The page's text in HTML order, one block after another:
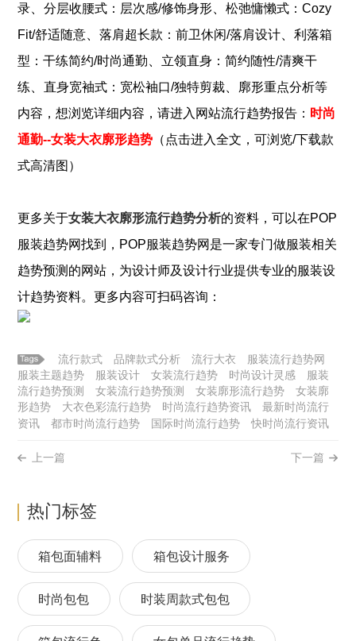
录、分层收腰式：层次感/修饰身形、松弛慵懒式：Cozy
Fit/舒适随意、落肩超长款：前卫休闲/落肩设计、利落箱
型：干练简约/时尚通勤、 立领直身：简约随性/清爽干
练、直身宽袖式：宽松袖口/独特剪裁、 廓形重点分析等
内容，想浏览详细内容，请进入网站流行趋势报告： 时尚
通勤--女装大衣廓形趋势 （点击进入全文，可浏览/下载款
式高清图）
更多关于女装大衣廓形流行趋势分析的资料，可以在POP
服装趋势网找到，POP服装趋势网是一家专门做服装相关
趋势预测的网站，为设计师及设计行业提供专业的服装设
计趋势资料。更多内容可扫码咨询：
流行款式 品牌款式分析 流行大衣
服装流行趋势网
服装主题趋势
服装设计 女装流行趋势 时尚设计灵感
服装
流行趋势预测
女装流行趋势预测 女装廓形流行趋势
女装廓
形趋势
大衣色彩流行趋势 时尚流行趋势资讯
最新时尚流行
资讯
都市时尚流行趋势 国际时尚流行趋势 快时尚流行资讯
上一篇 下一篇
热门标签
箱包面辅料 箱包设计服务
时尚包包 时装周款式包包